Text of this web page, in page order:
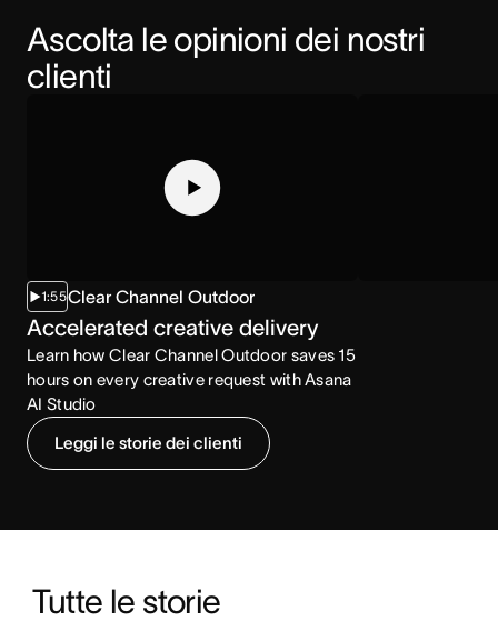
Ascolta le opinioni dei nostri
clienti
1:55Clear Channel Outdoor
Accelerated creative delivery
Learn how Clear Channel Outdoor saves 15
hours on every creative request with Asana
AI Studio
Leggi le storie dei clienti
Tutte le storie